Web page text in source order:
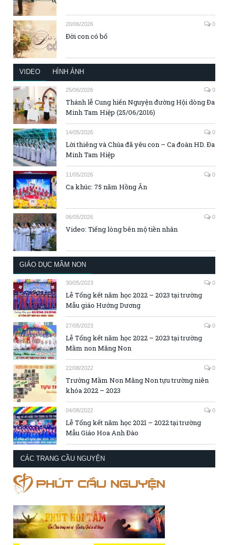
20/06/2026 0
Đời con có bố
VIDEO HÌNH ẢNH
25/06/2026 0
Thánh lễ Cung hiến Nguyện đường Hội dòng Đa
Minh Tam Hiệp (25/06/2016)
14/05/2026 0
Lời thiêng và Chúa đã yêu con – Ca đoàn HD. Đa
Minh Tam Hiệp
11/05/2026 0
Ca khúc: 75 năm Hồng Ân
06/05/2026 0
Video: Tiếng lòng bên mộ tiền nhân
GIÁO DỤC MẦM NON
30/05/2023 0
Lễ Tổng kết năm học 2022 – 2023 tại trường
Mẫu giáo Hướng Dương
27/05/2023 0
Lễ Tổng kết năm học 2022 – 2023 tại trường
Mầm non Măng Non
22/08/2022 0
Trường Mầm Non Măng Non tựu trường niên
khóa 2022 – 2023
04/08/2022 0
Lễ Tổng kết năm học 2021 – 2022 tại trường
Mẫu Giáo Hoa Anh Đào
CÁC TRANG CẦU NGUYỆN